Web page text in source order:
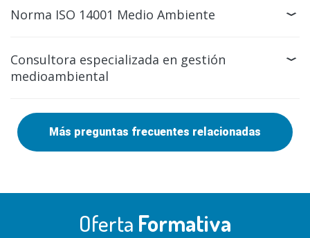
Norma ISO 14001 Medio Ambiente
Consultora especializada en gestión
medioambiental
Más preguntas frecuentes relacionadas
Oferta Formativa